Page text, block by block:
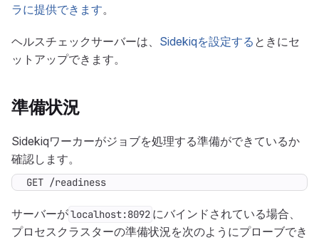
ラに提供できます。
ヘルスチェックサーバーは、 Sidekiqを設定する ときにセ
ットアップできます。
準備状況
Sidekiqワーカーがジョブを処理する準備ができているか
確認します。
GET /readiness
サーバーがlocalhost:8092 にバインドされている場合、
プロセスクラスターの準備状況を次のようにプローブでき